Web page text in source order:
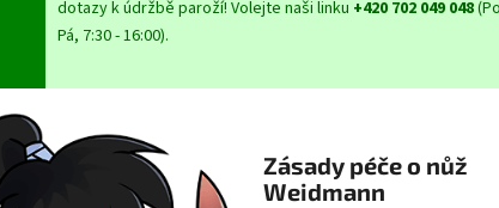
dotazy k údržbě paroží! Volejte naši linku +420 702 049 048
Pá, 7:30 - 16:00).
Zásady péče o nůž
Weidmann